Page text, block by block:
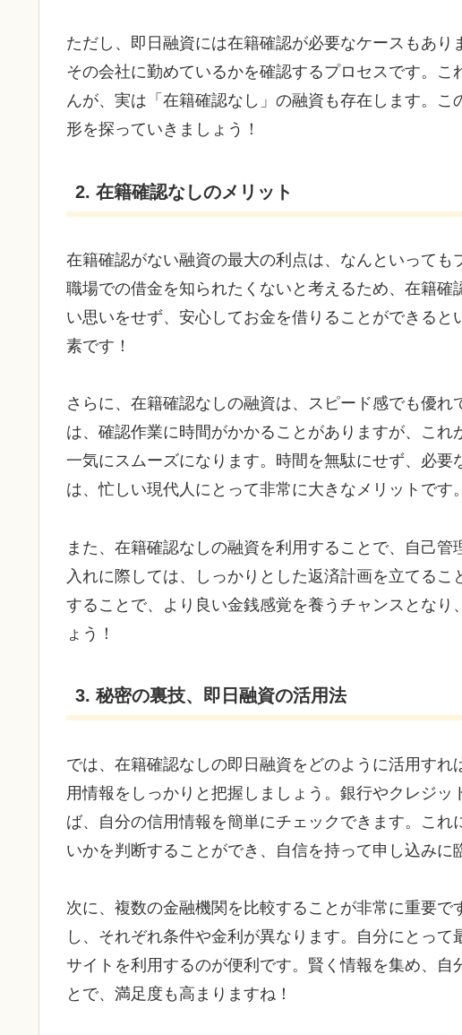
ただし、即日融資には在籍確認が必要なケースもあ
その会社に勤めているかを確認するプロセスです。
んが、実は「在籍確認なし」の融資も存在します。
形を探っていきましょう！
2. 在籍確認なしのメリット
在籍確認がない融資の最大の利点は、なんといって
職場での借金を知られたくないと考えるため、在籍
い思いをせず、安心してお金を借りることができる
素です！
さらに、在籍確認なしの融資は、スピード感でも優
は、確認作業に時間がかかることがありますが、こ
一気にスムーズになります。時間を無駄にせず、必
は、忙しい現代人にとって非常に大きなメリットです。
また、在籍確認なしの融資を利用することで、自己
入れに際しては、しっかりとした返済計画を立てる
することで、より良い金銭感覚を養うチャンスとな
ょう！
3. 秘密の裏技、即日融資の活用法
では、在籍確認なしの即日融資をどのように活用す
用情報をしっかりと把握しましょう。銀行やクレジ
ば、自分の信用情報を簡単にチェックできます。こ
いかを判断することができ、自信を持って申し込みに
次に、複数の金融機関を比較することが非常に重要
し、それぞれ条件や金利が異なります。自分にとっ
サイトを利用するのが便利です。賢く情報を集め、自
とで、満足度も高まりますね！